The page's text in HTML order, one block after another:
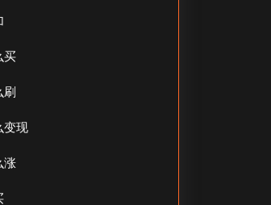
买
变现
涨